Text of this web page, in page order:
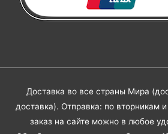
Доставка во все страны Мира
доставка). Отправка: по вторникам
заказ на сайте можно в любое